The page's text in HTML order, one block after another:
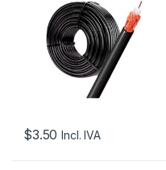
$3.50 Incl. IVA